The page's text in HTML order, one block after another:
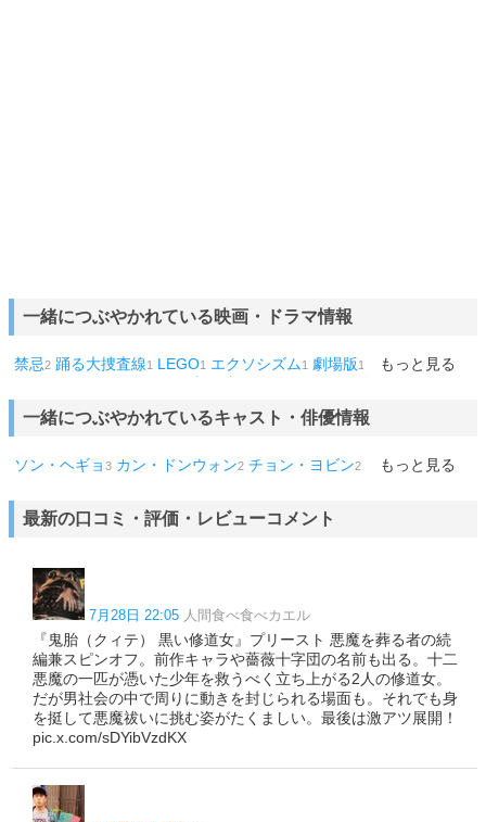
一緒につぶやかれている映画・ドラマ情報
もっと見る
禁忌2 踊る大捜査線1 LEGO1 エクソシズム1 劇場版1 シェリー1 ヒッ
一緒につぶやかれているキャスト・俳優情報
もっと見る
ソン・ヘギョ 3 カン・ドンウォン2 チョン・ヨビン2 織田裕二 1
最新の口コミ・評価・レビューコメント
7月28日 22:05 人間食べ食べカエル
『鬼胎（クィテ） 黒い修道女』プリースト 悪魔を葬る者の続
編兼スピンオフ。前作キャラや薔薇十字団の名前も出る。十二
悪魔の一匹が憑いた少年を救うべく立ち上がる2人の修道女。
だが男社会の中で周りに動きを封じられる場面も。それでも身
を挺して悪魔祓いに挑む姿がたくましい。最後は激アツ展開！
pic.x.com/sDYibVzdKX